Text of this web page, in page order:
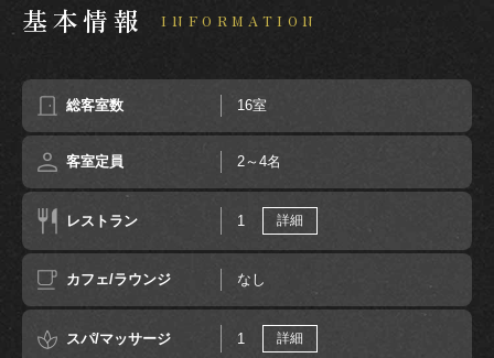
基本情報 INFORMATION
総客室数 16室
客室定員 2～4名
レストラン 1 詳細
カフェ/ラウンジ なし
スパ/マッサージ 1 詳細